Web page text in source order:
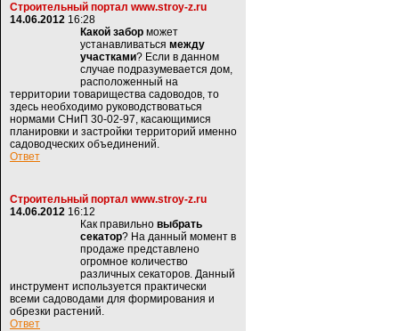
Строительный портал www.stroy-z.ru
14.06.2012 16:28
Какой забор может
устанавливаться между
участками? Если в данном
случае подразумевается дом,
расположенный на
территории товарищества садоводов, то
здесь необходимо руководствоваться
нормами СНиП 30-02-97, касающимися
планировки и застройки территорий именно
садоводческих объединений.
Ответ
Строительный портал www.stroy-z.ru
14.06.2012 16:12
Как правильно выбрать
секатор? На данный момент в
продаже представлено
огромное количество
различных секаторов. Данный
инструмент используется практически
всеми садоводами для формирования и
обрезки растений.
Ответ